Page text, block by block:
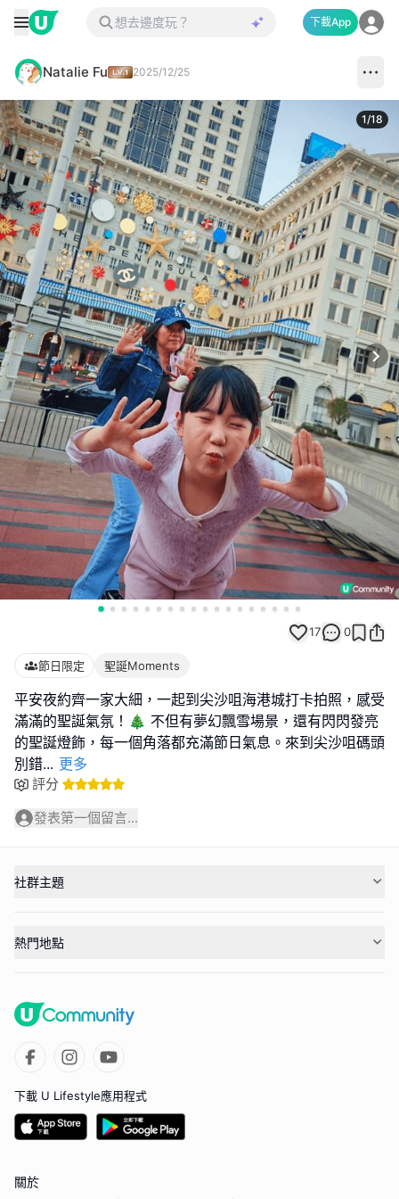
下載App
Natalie Fu 2025/12/25
1/18
17 0
節日限定 聖誕Moments
平安夜約齊一家大細，一起到尖沙咀海港城打卡拍照，感受
滿滿的聖誕氣氛！🎄 不但有夢幻飄雪場景，還有閃閃發亮
的聖誕燈飾，每一個角落都充滿節日氣息。來到尖沙咀碼頭
別錯... 更多
評分
發表第一個留言...
社群主題
熱門地點
下載 U Lifestyle應用程式
關於